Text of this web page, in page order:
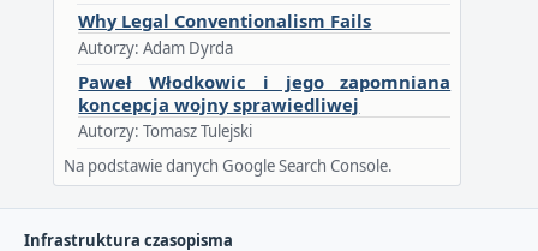
Why Legal Conventionalism Fails
Autorzy: Adam Dyrda
Paweł Włodkowic i jego zapomniana
koncepcja wojny sprawiedliwej
Autorzy: Tomasz Tulejski
Na podstawie danych Google Search Console.
Infrastruktura czasopisma